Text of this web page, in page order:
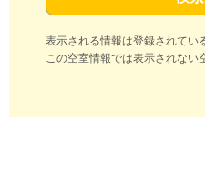
表示される情報は登録されてい
この空室情報では表示されない